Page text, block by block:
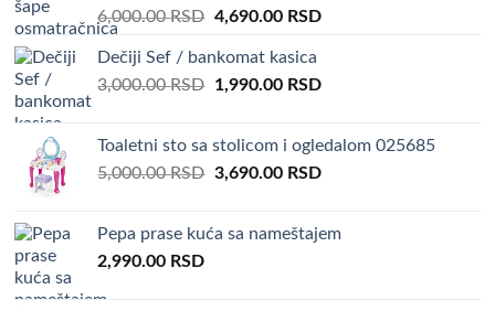
6,000.00RSD Original
was:
6,000.00 RSD.
4,690.00 RSDCurrent
4,690.00 RSD.
Dečiji Sef / bankomat kasica
3,000.00RSD Original
3,000.00 RSD.
1,990.00 RSDCurrent
1,990.00 RSD.
Toaletni sto sa stolicom i ogledalom 025685
5,000.00RSD Original
5,000.00 RSD.
3,690.00 RSDCurrent
3,690.00 RSD.
Pepa prase kuća sa nameštajem
2,990.00 RSD